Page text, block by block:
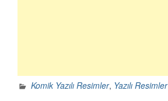
Komik Yazılı Resimler, Yazılı Resimler